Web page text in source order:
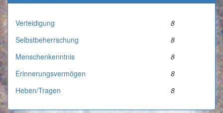
Verteidigung
8
Selbstbeherrschung
8
Menschenkenntnis
8
Erinnerungsvermögen
8
Heben/Tragen
8